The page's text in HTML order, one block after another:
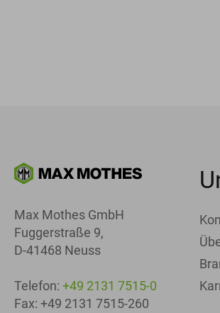
Max Mothes GmbH
Fuggerstraße 9,
D-41468 Neuss
Telefon: +49 2131 7515-0
Fax: +49 2131 7515-260